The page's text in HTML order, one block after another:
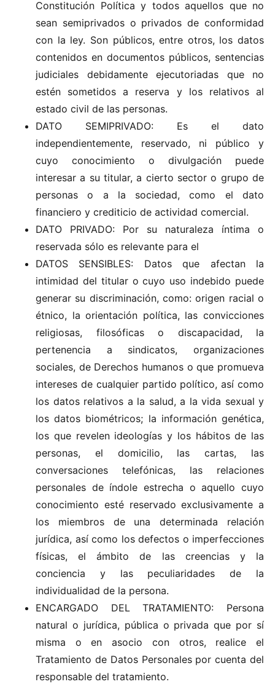
Constitución Política y todos aquellos que no
sean semiprivados o privados de conformidad
con la ley. Son públicos, entre otros, los datos
contenidos en documentos públicos, sentencias
judiciales debidamente ejecutoriadas que no
estén sometidos a reserva y los relativos al
estado civil de las personas.
DATO SEMIPRIVADO: Es el dato
independientemente, reservado, ni público y
cuyo conocimiento o divulgación puede
interesar a su titular, a cierto sector o grupo de
personas o a la sociedad, como el dato
financiero y crediticio de actividad comercial.
DATO PRIVADO: Por su naturaleza íntima o
reservada sólo es relevante para el
DATOS SENSIBLES: Datos que afectan la
intimidad del titular o cuyo uso indebido puede
generar su discriminación, como: origen racial o
étnico, la orientación política, las convicciones
religiosas, filosóficas o discapacidad, la
pertenencia a sindicatos, organizaciones
sociales, de Derechos humanos o que promueva
intereses de cualquier partido político, así como
los datos relativos a la salud, a la vida sexual y
los datos biométricos; la información genética,
los que revelen ideologías y los hábitos de las
personas, el domicilio, las cartas, las
conversaciones telefónicas, las relaciones
personales de índole estrecha o aquello cuyo
conocimiento esté reservado exclusivamente a
los miembros de una determinada relación
jurídica, así como los defectos o imperfecciones
físicas, el ámbito de las creencias y la
conciencia y las peculiaridades de la
individualidad de la persona.
ENCARGADO DEL TRATAMIENTO: Persona
natural o jurídica, pública o privada que por sí
misma o en asocio con otros, realice el
Tratamiento de Datos Personales por cuenta del
responsable del tratamiento.